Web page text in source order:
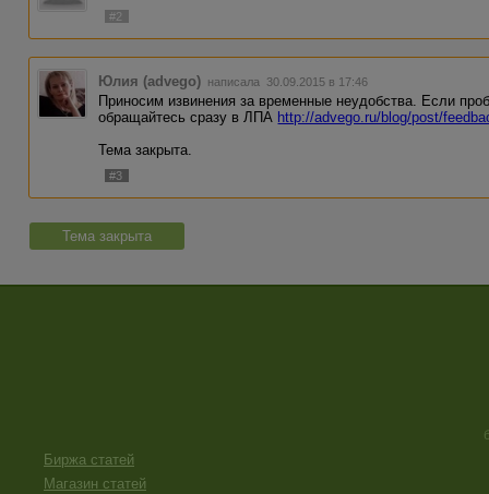
#2
Юлия (advego) написала 30.09.2015 в 17:46
Приносим извинения за временные неудобства. Если
обращайтесь сразу в ЛПА http://advego.ru/blog/post/
Тема закрыта.
#3
Тема закрыта
Биржа статей
Магазин статей